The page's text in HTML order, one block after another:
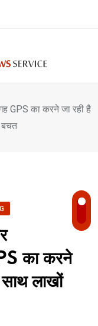
GPS का करने जा रही है
बचत
का करने
लाखों